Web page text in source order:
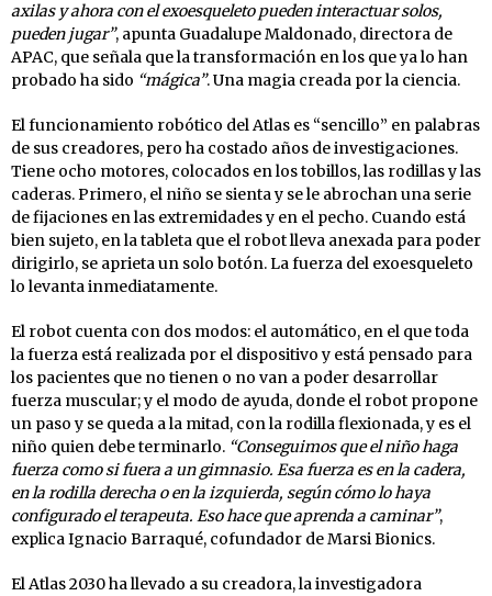
axilas y ahora con el exoesqueleto pueden interactuar solos,
pueden jugar”, apunta Guadalupe Maldonado, directora de
APAC, que señala que la transformación en los que ya lo han
probado ha sido “mágica”. Una magia creada por la ciencia.
El funcionamiento robótico del Atlas es “sencillo” en palabras
de sus creadores, pero ha costado años de investigaciones.
Tiene ocho motores, colocados en los tobillos, las rodillas y las
caderas. Primero, el niño se sienta y se le abrochan una serie
de fijaciones en las extremidades y en el pecho. Cuando está
bien sujeto, en la tableta que el robot lleva anexada para poder
dirigirlo, se aprieta un solo botón. La fuerza del exoesqueleto
lo levanta inmediatamente.
El robot cuenta con dos modos: el automático, en el que toda
la fuerza está realizada por el dispositivo y está pensado para
los pacientes que no tienen o no van a poder desarrollar
fuerza muscular; y el modo de ayuda, donde el robot propone
un paso y se queda a la mitad, con la rodilla flexionada, y es el
niño quien debe terminarlo. “Conseguimos que el niño haga
fuerza como si fuera a un gimnasio. Esa fuerza es en la cadera,
en la rodilla derecha o en la izquierda, según cómo lo haya
configurado el terapeuta. Eso hace que aprenda a caminar”,
explica Ignacio Barraqué, cofundador de Marsi Bionics.
El Atlas 2030 ha llevado a su creadora, la investigadora